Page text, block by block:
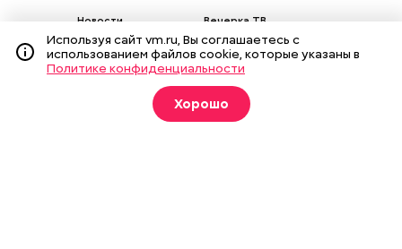
Новости
Статьи
Мнения
Вечерка ТВ
Архив газеты
Спецпроекты
Пресса в образовании
Используя сайт vm.ru, Вы соглашаетесь с
использованием файлов cookie, которые указаны в
Политике конфиденциальности
Хорошо